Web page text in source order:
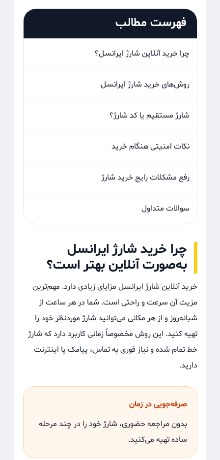
فهرست مطالب
چرا خرید آنلاین شارژ ایرانسل؟
روش‌های خرید شارژ ایرانسل
شارژ مستقیم یا کد شارژ؟
نکات امنیتی هنگام خرید
رفع مشکلات رایج خرید شارژ
سوالات متداول
چرا خرید شارژ ایرانسل
به‌صورت آنلاین بهتر است؟
خرید آنلاین شارژ ایرانسل مزایای زیادی دارد. مهم‌ترین
مزیت آن سرعت و راحتی است. شما در هر ساعت از
شبانه‌روز و از هر مکانی می‌توانید شارژ موردنظر خود را
تهیه کنید. این روش مخصوصاً زمانی کاربرد دارد که شارژ
خط تمام شده و نیاز فوری به تماس، پیامک یا اینترنت
دارید.
صرفه‌جویی در زمان
بدون مراجعه حضوری، شارژ خود را در چند مرحله
ساده تهیه می‌کنید.